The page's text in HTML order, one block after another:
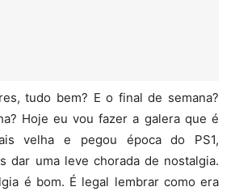
tudo bem? E o final de semana?
Hoje eu vou fazer a galera que é
velha e pegou época do PS1,
dar uma leve chorada de nostalgia.
é bom. É legal lembrar como era